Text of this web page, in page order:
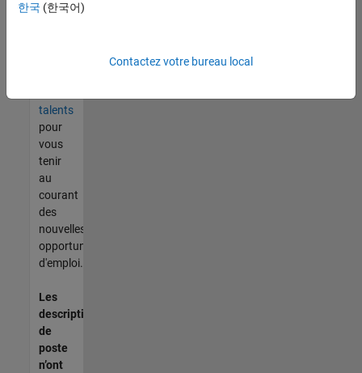
à vos
talents
pour
vous
tenir
au
courant
des
nouvelles
opportunités
d'emploi.
Les
descriptions
de
poste
n’ont
한국 (한국어)
Contactez votre bureau local